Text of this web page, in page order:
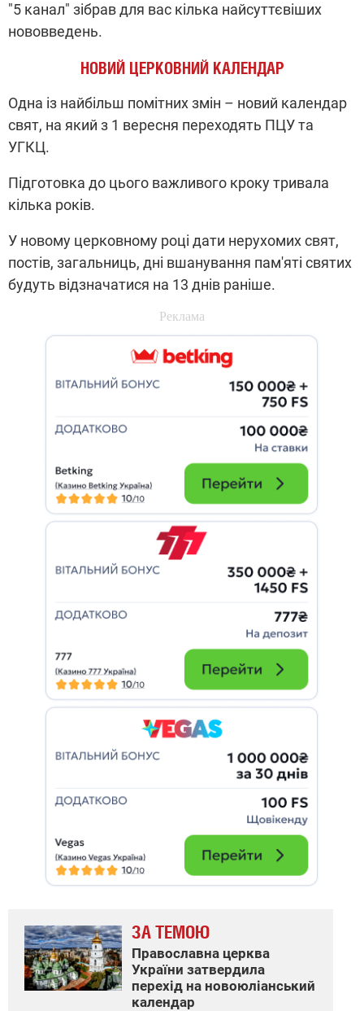
"5 канал" зібрав для вас кілька найсуттєвіших
нововведень.
НОВИЙ ЦЕРКОВНИЙ КАЛЕНДАР
Одна із найбільш помітних змін – новий календар
свят, на який з 1 вересня переходять ПЦУ та
УГКЦ.
Підготовка до цього важливого кроку тривала
кілька років.
У новому церковному році дати нерухомих свят,
постів, загальниць, дні вшанування пам'яті святих
будуть відзначатися на 13 днів раніше.
ЗА ТЕМОЮ
Православна церква
України затвердила
перехід на новоюліанський
календар